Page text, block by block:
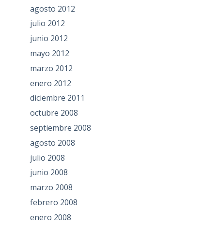
agosto 2012
julio 2012
junio 2012
mayo 2012
marzo 2012
enero 2012
diciembre 2011
octubre 2008
septiembre 2008
agosto 2008
julio 2008
junio 2008
marzo 2008
febrero 2008
enero 2008